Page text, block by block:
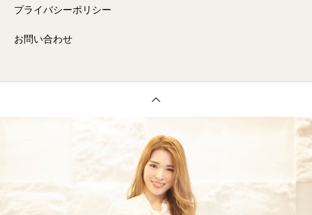
プライバシーポリシー
お問い合わせ